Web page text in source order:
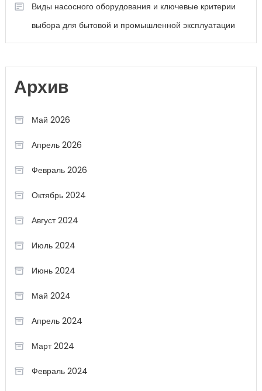
Виды насосного оборудования и ключевые критерии
выбора для бытовой и промышленной эксплуатации
Архив
Май 2026
Апрель 2026
Февраль 2026
Октябрь 2024
Август 2024
Июль 2024
Июнь 2024
Май 2024
Апрель 2024
Март 2024
Февраль 2024